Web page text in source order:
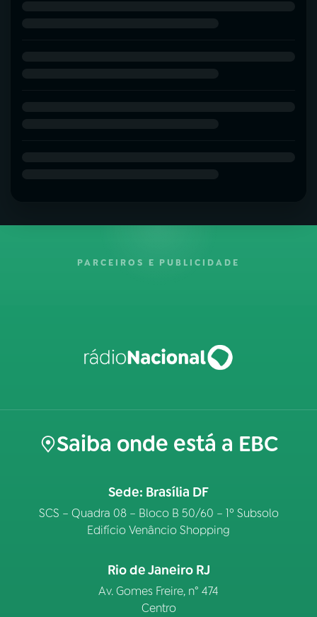
PARCEIROS E PUBLICIDADE
Saiba onde está a EBC
Sede: Brasília DF
SCS – Quadra 08 – Bloco B 50/60 – 1º Subsolo
Edifício Venâncio Shopping
Rio de Janeiro RJ
Av. Gomes Freire, n° 474
Centro